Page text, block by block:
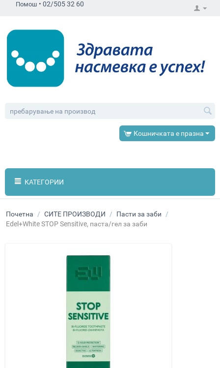
Помош • 02/505 32 60
Кошничката е празна
КАТЕГОРИИ
Почетна / СИТЕ ПРОИЗВОДИ / Пасти за заби /
Edel+White STOP Sensitive, паста/гел за заби